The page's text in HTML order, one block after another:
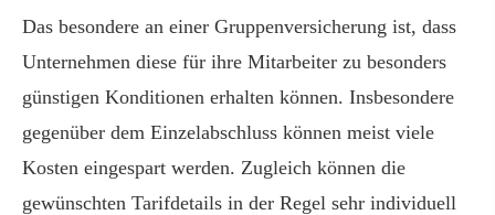
Das besondere an einer Gruppenversicherung ist, dass
Unternehmen diese für ihre Mitarbeiter zu besonders
günstigen Konditionen erhalten können. Insbesondere
gegenüber dem Einzelabschluss können meist viele
Kosten eingespart werden. Zugleich können die
gewünschten Tarifdetails in der Regel sehr individuell